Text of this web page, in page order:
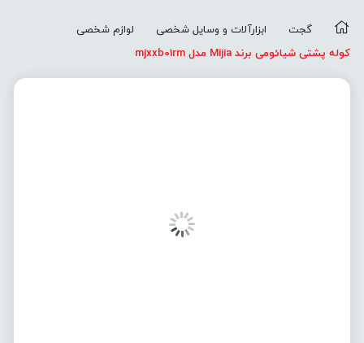
گجت ابزارآلات و وسایل شخصی
لوازم شخصی
کوله پشتی شیائومی برند Mijia مدل mjxxb01rm